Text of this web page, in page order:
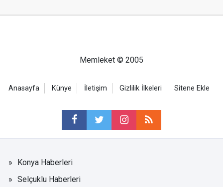
Memleket © 2005
Anasayfa Künye İletişim Gizlilik İlkeleri Sitene Ekle
Konya Haberleri
Selçuklu Haberleri